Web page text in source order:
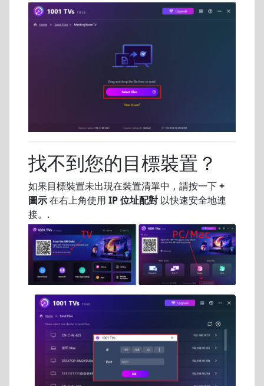
找不到您的目標裝置？
如果目標裝置未出現在裝置清單中，請按一下+
圖示在右上角使用 IP 位址配對 以快速安全地連
接。.